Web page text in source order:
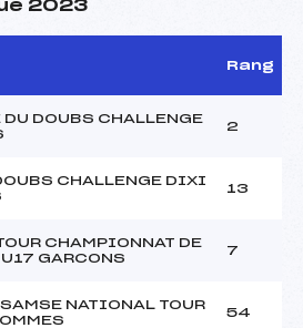
2023
Rang
DU DOUBS CHALLENGE
2
CHALLENGE DIXI
13
CHAMPIONNAT DE
GARCONS
7
NATIONAL TOUR
54